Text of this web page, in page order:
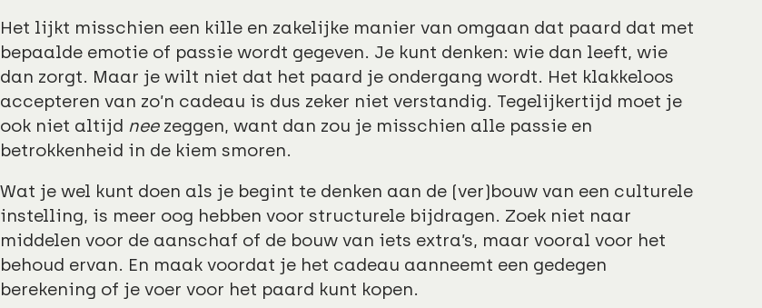
Het lijkt misschien een kille en zakelijke manier van omgaan dat paard dat met
bepaalde emotie of passie wordt gegeven. Je kunt denken: wie dan leeft, wie
dan zorgt. Maar je wilt niet dat het paard je ondergang wordt. Het klakkeloos
accepteren van zo’n cadeau is dus zeker niet verstandig. Tegelijkertijd moet je
ook niet altijd neezeggen, want dan zou je misschien alle passie en
betrokkenheid in de kiem smoren.
Wat je wel kunt doen als je begint te denken aan de (ver)bouw van een culturele
instelling, is meer oog hebben voor structurele bijdragen. Zoek niet naar
middelen voor de aanschaf of de bouw van iets extra’s, maar vooral voor het
behoud ervan. En maak voordat je het cadeau aanneemt een gedegen
berekening of je voer voor het paard kunt kopen.